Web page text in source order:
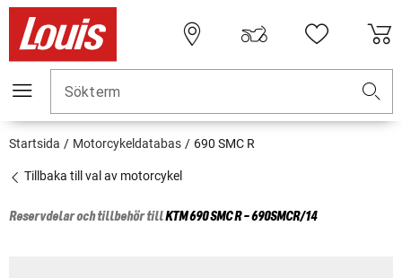
Sökterm
Startsida Motorcykeldatabas 690 SMC R
Tillbaka till val av motorcykel
Reservdelar och tillbehör tillKTM690 SMC R - 690SMCR/14